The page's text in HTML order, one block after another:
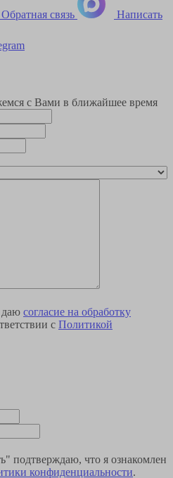
Обратная связь Написать
с Вами в ближайшее время
даю согласие на обработку
с Политикой
подтверждаю, что я ознакомлен
конфиденциальности.